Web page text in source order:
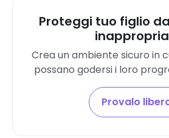
Proteggi tuo figlio
Crea un ambiente sicuro in
possano godersi i loro
Provalo